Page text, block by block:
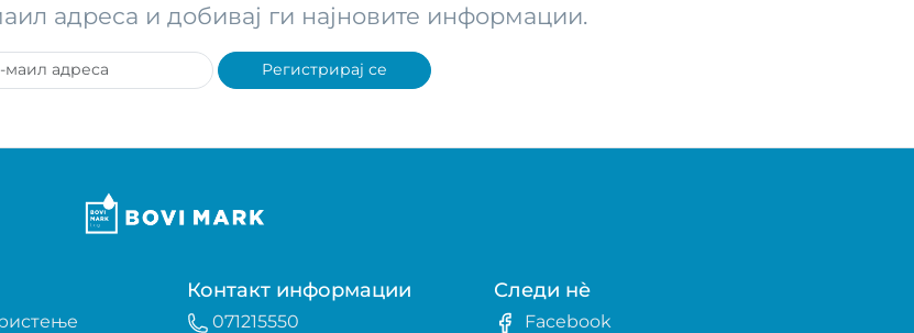
адреса и добивај ги најновите информации.
Регистрирај се
Контакт информации
071215550
Следи нè
Facebook